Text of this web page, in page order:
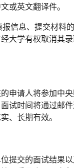
或英文翻译件。
信息、提交材料
大学有权取消其
申请人将参加中
试时间将通过邮
、长期有效。
提交的面试结果